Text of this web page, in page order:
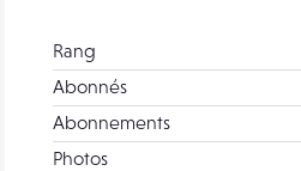
Rang
Abonnés
Abonnements
Photos